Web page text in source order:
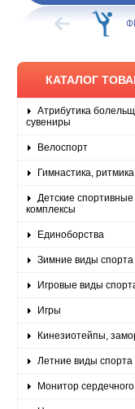
ХОККЕЙ
КАТАЛОГ
Атрибутика
сувениры
Велоспорт
Гимнастика, ритмика
Детские спортивные
комплексы
Единоборства
Зимние виды спорта
Игровые виды
Игры
Кинезиотейпы,
Летние виды спорта
Монитор